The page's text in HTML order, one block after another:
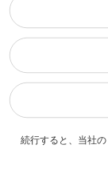
続行すると、当社の